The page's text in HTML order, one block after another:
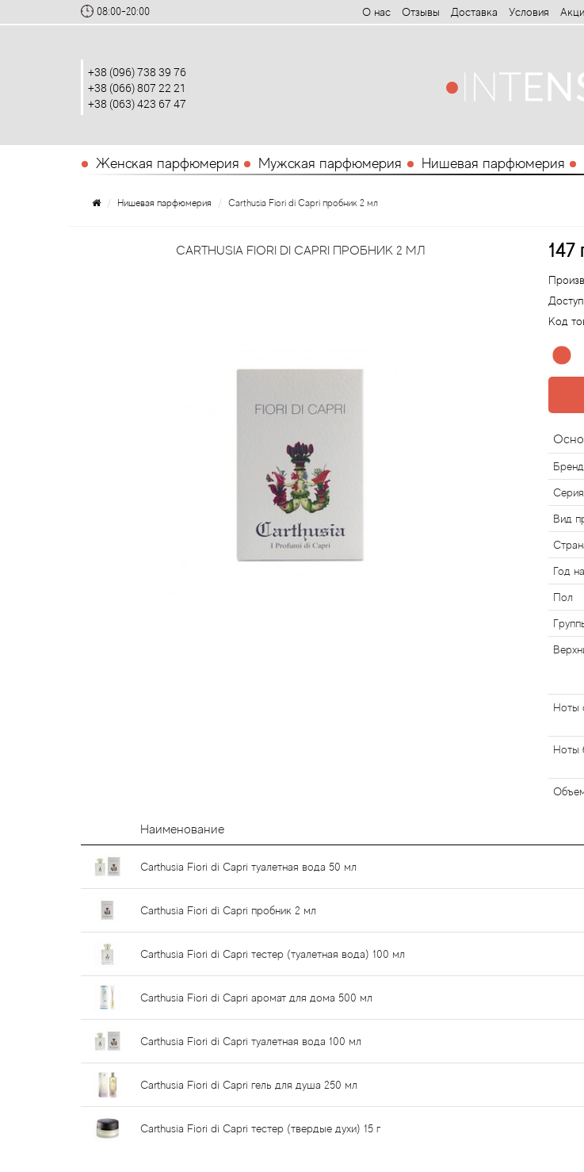
08:00-20:00 О нас Отзывы Доставка Условия
+38 (096) 738 39 76
+38 (066) 807 22 21
+38 (063) 423 67 47
Женская парфюмерия Мужская парфюмерия Нишевая парфюмерия
Нишевая парфюмерия Carthusia Fiori di Capri пробник 2 мл
CARTHUSIA FIORI DI CAPRI ПРОБНИК 2 МЛ 147
Код
Бренд
Серия
Вид
Год
Пол
Ноты
Ноты
Наименование
Carthusia Fiori di Capri туалетная вода 50 мл
Carthusia Fiori di Capri пробник 2 мл
Carthusia Fiori di Capri тестер (туалетная вода) 100 мл
Carthusia Fiori di Capri аромат для дома 500 мл
Carthusia Fiori di Capri туалетная вода 100 мл
Carthusia Fiori di Capri гель для душа 250 мл
Carthusia Fiori di Capri тестер (твердые духи) 15 г